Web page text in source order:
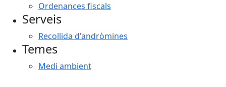
Ordenances fiscals
Serveis
Recollida d'andròmines
Temes
Medi ambient